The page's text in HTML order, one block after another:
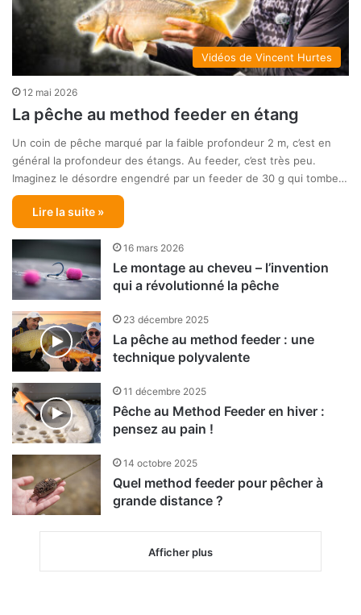
Vidéos de Vincent Hurtes
12 mai 2026
La pêche au method feeder en étang
Un coin de pêche marqué par la faible profondeur 2 m, c’est en
général la profondeur des étangs. Au feeder, c’est très peu.
Imaginez le désordre engendré par un feeder de 30 g qui tombe…
Lire la suite »
16 mars 2026
Le montage au cheveu – l’invention
qui a révolutionné la pêche
23 décembre 2025
La pêche au method feeder : une
technique polyvalente
11 décembre 2025
Pêche au Method Feeder en hiver :
pensez au pain !
14 octobre 2025
Quel method feeder pour pêcher à
grande distance ?
Afficher plus